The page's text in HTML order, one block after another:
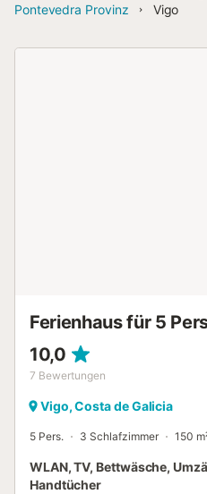
Pontevedra Provinz
Vigo
Ferienhaus für 5
10,0
7 Bewertungen
Vigo, Costa de Galicia
5 Pers. 3 Schlafzimmer 150
WLAN, TV, Bettwäsche,
Handtücher